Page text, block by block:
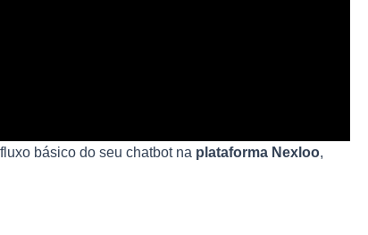
básico do seu chatbot na plataforma Nexloo,